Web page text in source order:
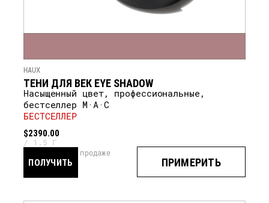
HAUX
ТЕНИ ДЛЯ ВЕК EYE SHADOW
Насыщенный цвет, профессиональные,
бестселлер M·A·C
БЕСТСЕЛЛЕР
$2390.00
1.5 Г
ПРИМЕРИТЬ
ПОЛУЧИТЬ
скоро в продаже